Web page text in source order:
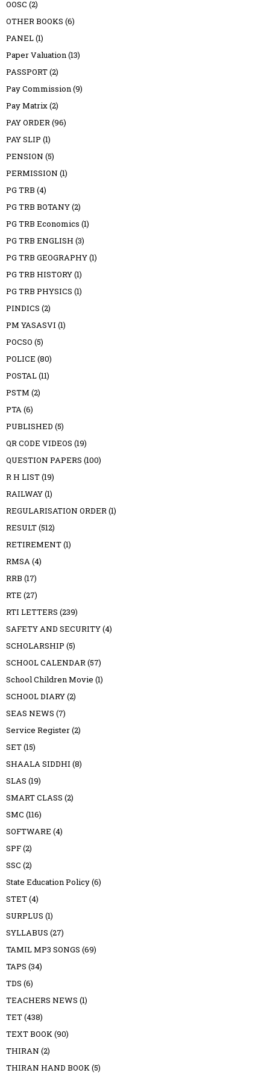
OOSC (2)
OTHER BOOKS (6)
PANEL(1)
Paper Valuation(13)
PASSPORT(2)
Pay Commission(9)
Pay Matrix(2)
PAY ORDER(96)
PAY SLIP (1)
PENSION (5)
PERMISSION (1)
PG TRB (4)
PG TRB BOTANY(2)
PG TRB Economics (1)
PG TRB ENGLISH (3)
PG TRB GEOGRAPHY(1)
PG TRB HISTORY(1)
PG TRB PHYSICS (1)
PINDICS (2)
PM YASASVI (1)
POCSO (5)
POLICE (80)
POSTAL(11)
PSTM (2)
PTA(6)
PUBLISHED (5)
QR CODE VIDEOS (19)
QUESTION PAPERS (100)
R H LIST(19)
RAILWAY(1)
REGULARISATION ORDER(1)
RESULT(512)
RETIREMENT(1)
RMSA(4)
RRB (17)
RTE (27)
RTI LETTERS (239)
SAFETY AND SECURITY(4)
SCHOLARSHIP (5)
SCHOOL CALENDAR(57)
School Children Movie (1)
SCHOOL DIARY(2)
SEAS NEWS (7)
Service Register(2)
SET(15)
SHAALA SIDDHI (8)
SLAS (19)
SMART CLASS (2)
SMC (116)
SOFTWARE (4)
SPF(2)
SSC (2)
State Education Policy(6)
STET(4)
SURPLUS (1)
SYLLABUS (27)
TAMIL MP3 SONGS (69)
TAPS (34)
TDS (6)
TEACHERS NEWS (1)
TET(438)
TEXT BOOK(90)
THIRAN (2)
THIRAN HAND BOOK(5)